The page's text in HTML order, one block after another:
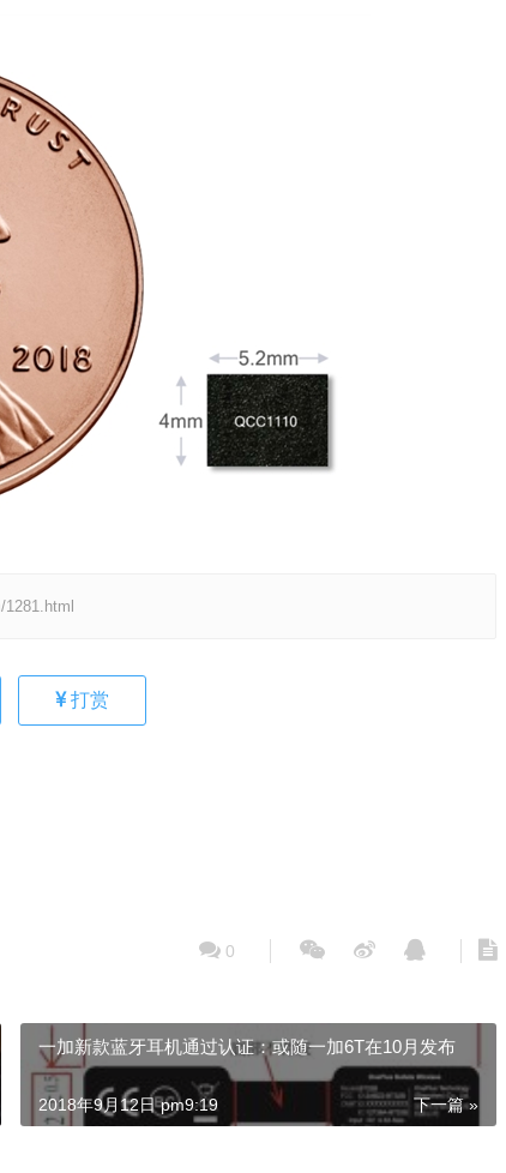
打赏
0
一加新款蓝牙耳机通过认证：或随一加6T在10月发布
下一篇 »
2018年9月12日 pm9:19